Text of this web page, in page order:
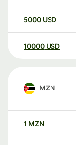
5000 USD
10000 USD
MZN
1 MZN